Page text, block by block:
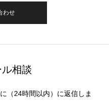
わせ
相談
（24時間以内）に返信しま